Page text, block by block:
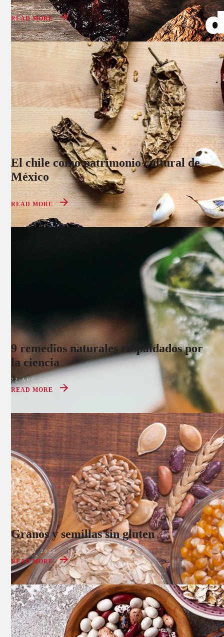
16 JAN 2024
READ MORE
El chile como patrimonio cultural de
México
11 APR 2022
READ MORE
9 remedios naturales respaldados por
la ciencia
22 AUG 2022
READ MORE
Granos y semillas sin gluten
17 MAY 2022
READ MORE